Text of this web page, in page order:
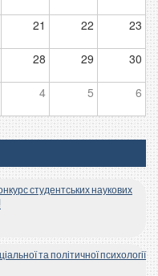
21 22 23
28 29 30
4 5 6
студентських наукових
та політичної психології